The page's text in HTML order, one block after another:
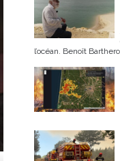
l’océan. Benoît